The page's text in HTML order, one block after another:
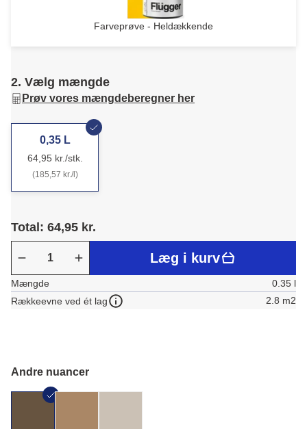
Farveprøve - Heldækkende
2. Vælg mængde
Prøv vores mængdeberegner her
0,35 L
64,95 kr./stk.
(185,57 kr./l)
Total: 64,95 kr.
Læg i kurv
Mængde
0.35 l
Rækkeevne ved ét lag
2.8 m2
Andre nuancer